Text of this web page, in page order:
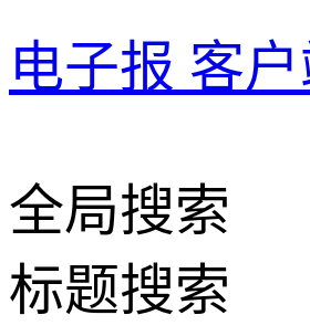
电子报 客
全局搜索
标题搜索